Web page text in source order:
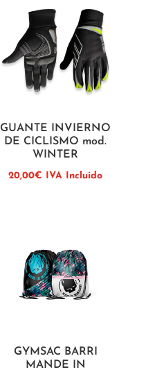
GUANTE INVIERNO
DE CICLISMO mod.
WINTER
20,00€ IVA Incluido
GYMSAC BARRI
MANDE IN